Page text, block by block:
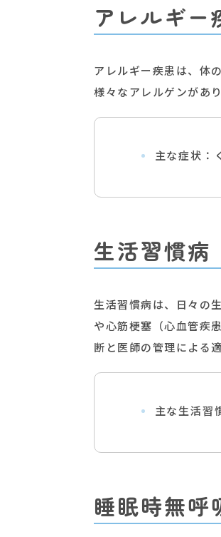
アレルギー
アレルギー疾患は、体
様々なアレルゲンがあ
主な症状：
生活習慣病
生活習慣病は、日々の
や心筋梗塞（心血管疾
断と医師の管理による
主な生活習
睡眠時無呼